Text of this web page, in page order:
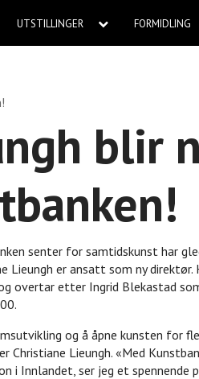
UTSTILLINGER FORMIDLING
blir
senter for samtidskunst har
Lieungh er ansatt som ny
overtar etter Ingrid Blekastad
og å åpne kunsten for
Christiane Lieungh. «Med
i Innlandet, ser jeg et spennende